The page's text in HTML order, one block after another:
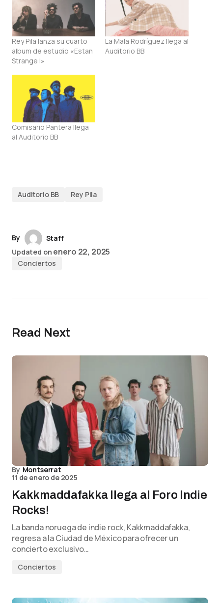
Rey Pila lanza su cuarto
álbum de estudio «Estan
Strange I»
La Mala Rodríguez llega al
Auditorio BB
Comisario Pantera llega
al Auditorio BB
Auditorio BB Rey Pila
By
Staff
Updated on enero 22, 2025
Conciertos
Read Next
By Montserrat
11 de enero de 2025
Kakkmaddafakka llega al Foro Indie
Rocks!
La banda noruega de indie rock, Kakkmaddafakka,
regresa a la Ciudad de México para ofrecer un
concierto exclusivo…
Conciertos